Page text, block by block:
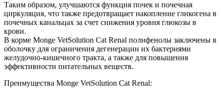
Таким образом, улучшаются функция почек и почечная
циркуляция, что также предотвращает накопление гликогена в
почечных канальцах за счет снижения уровня глюкозы в
крови.
В корме Monge VetSolution Cat Renal полифенолы заключены в
оболочку для ограничения дегенерации их бактериями
желудочно-кишечного тракта, а также для повышения
эффективности питательных веществ.
Преимущества Monge VetSolution Cat Renal: